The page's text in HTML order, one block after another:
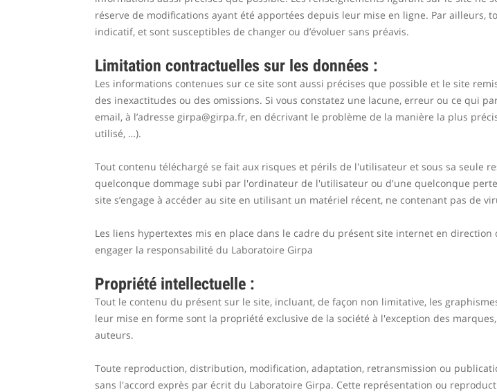
réserve de modifications ayant été apportées depuis leur mise en ligne. Par
indicatif, et sont susceptibles de changer ou d’évoluer sans préavis.
Limitation contractuelles sur les données :
Les informations contenues sur ce site sont aussi précises que possible et le site
des inexactitudes ou des omissions. Si vous constatez une lacune, erreur ou ce qui
email, à l’adresse girpa@girpa.fr, en décrivant le problème de la manière la plus
utilisé, …).
Tout contenu téléchargé se fait aux risques et périls de l'utilisateur et sous sa seule
quelconque dommage subi par l'ordinateur de l'utilisateur ou d'une quelconque
site s’engage à accéder au site en utilisant un matériel récent, ne contenant pas de
Les liens hypertextes mis en place dans le cadre du présent site internet en
engager la responsabilité du Laboratoire Girpa
Propriété intellectuelle :
Tout le contenu du présent sur le site, incluant, de façon non limitative, les
leur mise en forme sont la propriété exclusive de la société à l'exception des
auteurs.
Toute reproduction, distribution, modification, adaptation, retransmission ou
sans l'accord exprès par écrit du Laboratoire Girpa. Cette représentation ou